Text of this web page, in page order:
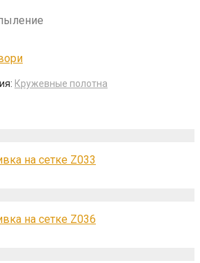
Кружевные полотна
на сетке Z033
на сетке Z036